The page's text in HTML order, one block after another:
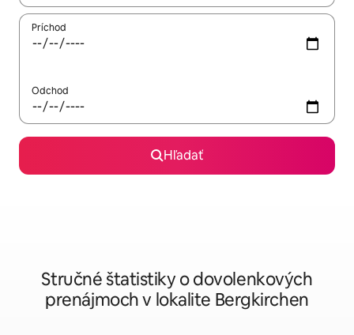
Príchod
Odchod
Hľadať
Stručné štatistiky o dovolenkových
prenájmoch v lokalite Bergkirchen